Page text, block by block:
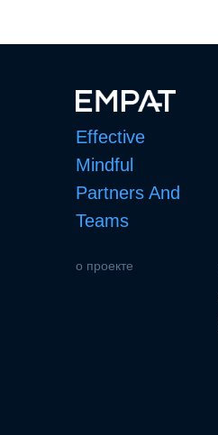
Effective
Mindful
Partners And
Teams
о проекте